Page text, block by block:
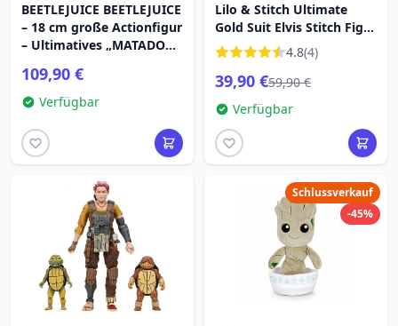
BEETLEJUICE BEETLEJUICE
– 18 cm große Actionfigur
– Ultimatives „MATADOR“-
SANDWORM-2er-Pack
109,90 €
Verfügbar
Lilo & Stitch Ultimate
Gold Suit Elvis Stitch Figur
18 cm
4.8(4)
39,90 €59,90 €
Verfügbar
Schlussverkauf
-45%